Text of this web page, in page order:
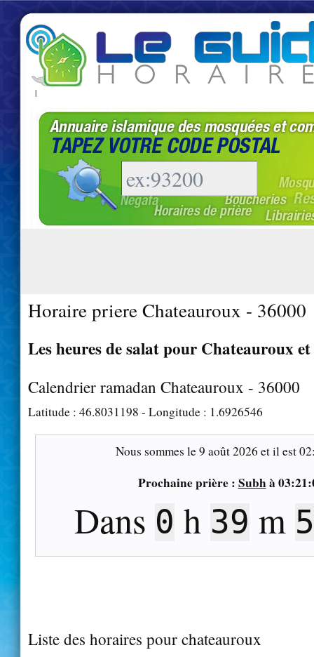
|
Horaire priere Chateauroux - 36000
Les heures de salat pour Chateauroux et
Calendrier ramadan Chateauroux - 36000
Latitude : 46.8031198 - Longitude : 1.6926546
Nous sommes le9 août 2026 et il est
Prochaine prière : Subhà
Dans 0 h 39 m
Liste des horaires pour chateauroux